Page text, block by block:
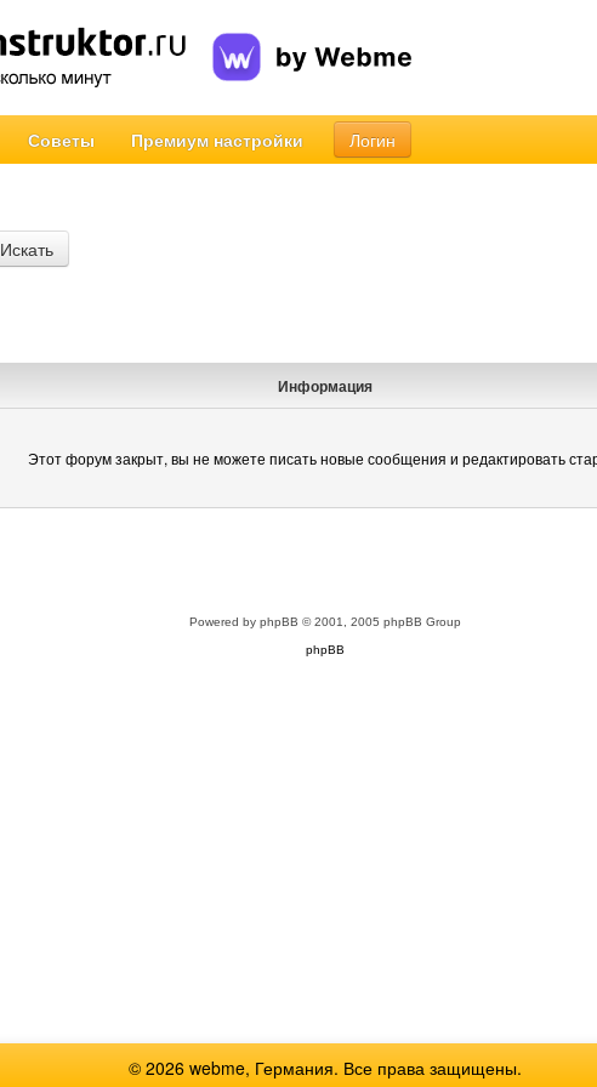
Советы Премиум настройки Логин
Искать
Информация
Этот форум закрыт, вы не можете писать новые сообщения и редактировать
Powered by phpBB © 2001, 2005 phpBB Group
phpBB
© 2026 webme, Германия. Все права защищены.